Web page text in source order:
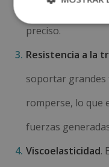
articulaciones y
preciso.
Resistencia a la
soportar grandes
romperse, lo que
fuerzas
Viscoelasticidad.